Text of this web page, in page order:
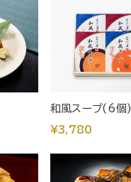
和風スープ(6個)
¥3,780